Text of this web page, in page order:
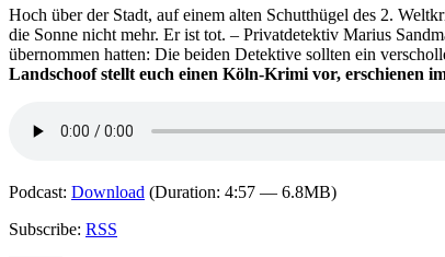
Hoch über der Stadt, auf einem alten Schutthügel des 2.
die Sonne nicht mehr. Er ist tot. – Privatdetektiv Marius
übernommen hatten: Die beiden Detektive sollten ein
Landschoof stellt euch einen Köln-Krimi vor, erschienen
Podcast: Download (Duration: 4:57 — 6.8MB)
Subscribe: RSS